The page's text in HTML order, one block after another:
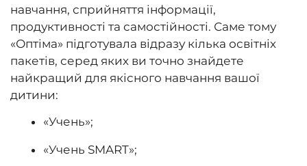
навчання, сприйняття інформації,
продуктивності та самостійності. Саме тому
«Оптіма» підготувала відразу кілька освітніх
пакетів, серед яких ви точно знайдете
найкращий для якісного навчання вашої
дитини:
«Учень»;
«Учень SMART»;